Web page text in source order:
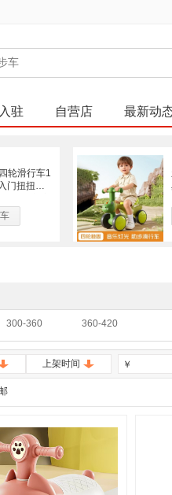
驻 自营店 最新动
轮滑行车1
门扭扭车
2岁入门宝
300-360 360-420
上架时间 ￥